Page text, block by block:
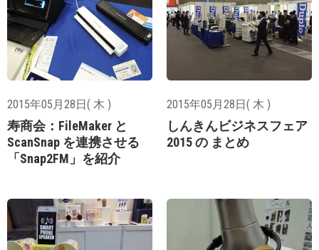
2015年05月28日( 木 )
寿商会：FileMaker と
ScanSnap を連携させる
「Snap2FM」を紹介
2015年05月28日( 木 )
しんきんビジネスフェア
2015 の まとめ